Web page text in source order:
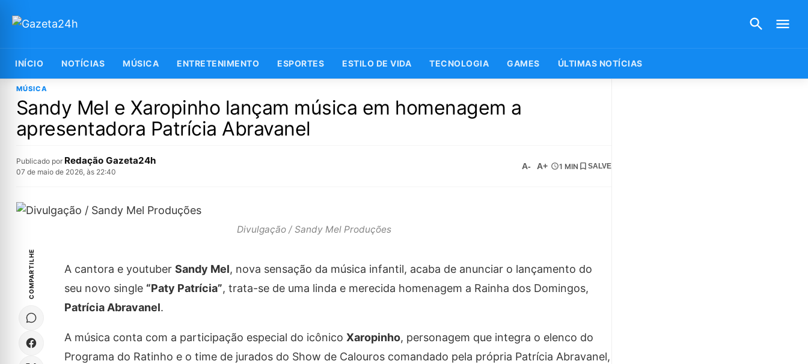
INÍCIO NOTÍCIAS MÚSICA ENTRETENIMENTO ESPORTES ESTILO DE VIDA TECNOLOGIA GAMES ÚLTIMAS NOTÍCIAS
MÚSICA
Sandy Mel e Xaropinho lançam música em homenagem a
apresentadora Patrícia Abravanel
Publicado por Redação Gazeta24h
07 de maio de 2026, às 22:40
A- A+ 1 MIN SALVE
Divulgação / Sandy Mel Produções
COMPARTILHE A cantora e youtuber Sandy Mel, nova sensação da música infantil, acaba de anunciar o lançamento do
seu novo single “Paty Patrícia”, trata-se de uma linda e merecida homenagem a Rainha dos Domingos,
Patrícia Abravanel.
A música conta com a participação especial do icônico Xaropinho, personagem que integra o elenco do
Programa do Ratinho e o time de jurados do Show de Calouros comandado pela própria Patrícia Abravanel,